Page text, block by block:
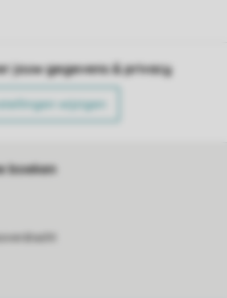
jouw gegevens & privacy
wijzigen
boeken